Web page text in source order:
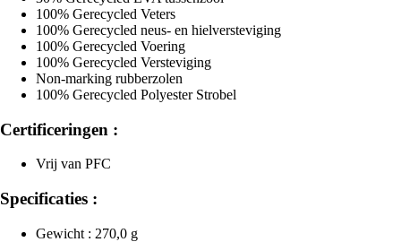
100% Gerecycled Veters
100% Gerecycled neus- en hielversteviging
100% Gerecycled Voering
100% Gerecycled Versteviging
Non-marking rubberzolen
100% Gerecycled Polyester Strobel
Certificeringen :
Vrij van PFC
Specificaties :
Gewicht : 270,0 g